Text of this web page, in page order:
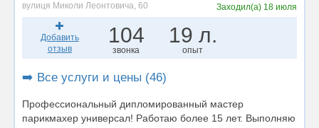
вулиця Миколи Леонтовича, 60 Заходил(а) 18 июля
Добавить
отзыв
104
звонка
19 л.
опыт
➡️ Все услуги и цены (46)
Профессиональный дипломированный мастер
парикмахер универсал! Работаю более 15 лет. Выполняю